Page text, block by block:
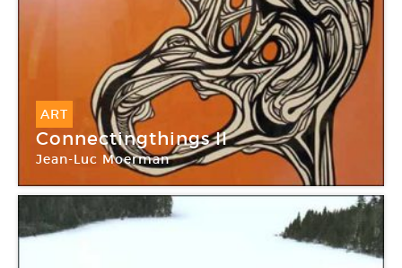
ART
Connectingthings II
Jean-Luc Moerman